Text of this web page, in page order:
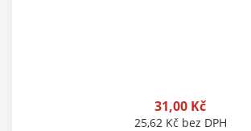
31,00 Kč
25,62 Kč bez DPH